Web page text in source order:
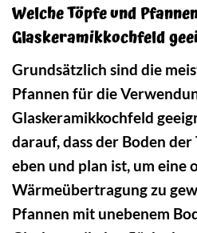
Welche Töpfe und
Glaskeramikkochfeld
Grundsätzlich sind die
Pfannen für die
Glaskeramikkochfeld
darauf, dass der Boden
eben und plan ist, um eine
Wärmeübertragung zu
Pfannen mit unebenem